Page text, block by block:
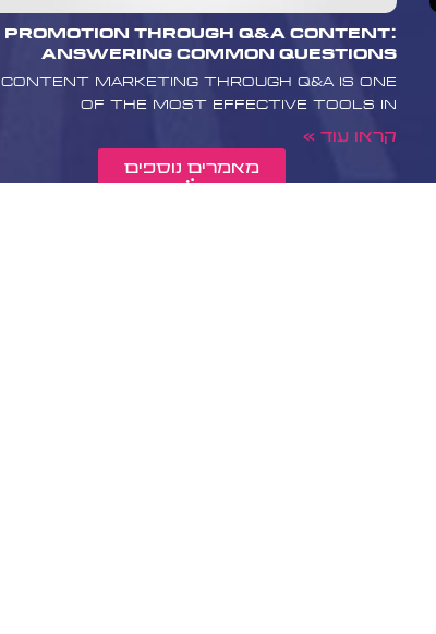
משמעותית של
שדורש עדכון
והדיוק של המידע.
מקיפים
זקוקים לעזרה
המומחיות והניסיון
שלא רק יקדמו
דעה
Promotion Through Q&A Content:
Answering Common Questions
Content marketing through Q&A is one
of the most effective tools in
קראו עוד »
מאמרים נוספים